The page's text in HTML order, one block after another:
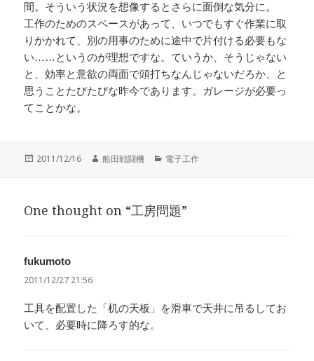
間。そういう状況を想像するとさらに面倒な気分に。
工作のためのスペースがあって、いつでもすぐ作業に取
りかかれて、別の用事のために途中で片付ける必要もな
い……というのが理想ですな。ていうか、そうじゃない
と、効率と意欲の両面で頭打ちなんじゃないだろか、と
思うことたびたびな昨今であります。ガレージが必要っ
てことかな。
投
2011/12/16
作
船田戦闘機
カ
ー
電子工作
One thought on “工房問題”
fukumoto
り:
2011/12/27 21:56
工具を配置した「机の天板」を滑車で天井に吊るしてお
いて、必要時に降ろす的な。